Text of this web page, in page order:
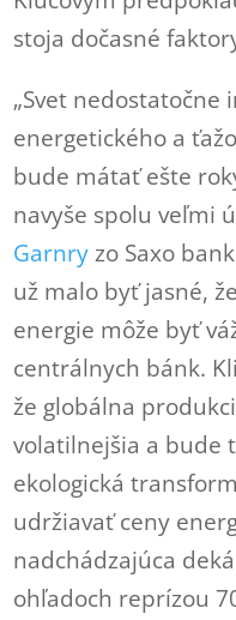
stoja dočasné
„Svet nedostatočne
energetického a
bude mátať ešte
navyše spolu veľmi
Garnryzo Saxo
už malo byť jasné,
energie môže byť
centrálnych bánk.
že globálna
volatilnejšia a bude
ekologická
udržiavať ceny
nadchádzajúca
ohľadoch reprízou